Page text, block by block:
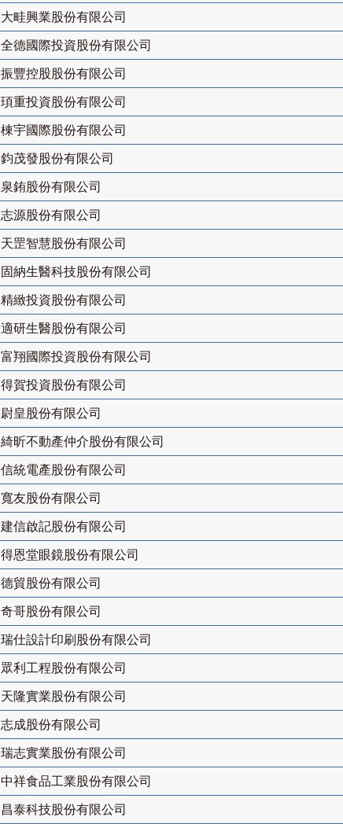
大畦興業股份有限公司
全德國際投資股份有限公司
振豐控股股份有限公司
頊重投資股份有限公司
棟宇國際股份有限公司
鈞茂發股份有限公司
泉銪股份有限公司
志源股份有限公司
天罡智慧股份有限公司
固納生醫科技股份有限公司
精緻投資股份有限公司
適研生醫股份有限公司
富翔國際投資股份有限公司
得賀投資股份有限公司
尉皇股份有限公司
綺昕不動產仲介股份有限公司
信統電產股份有限公司
寬友股份有限公司
建信啟記股份有限公司
得恩堂眼鏡股份有限公司
德貿股份有限公司
奇哥股份有限公司
瑞仕設計印刷股份有限公司
眾利工程股份有限公司
天隆實業股份有限公司
志成股份有限公司
瑞志實業股份有限公司
中祥食品工業股份有限公司
昌泰科技股份有限公司